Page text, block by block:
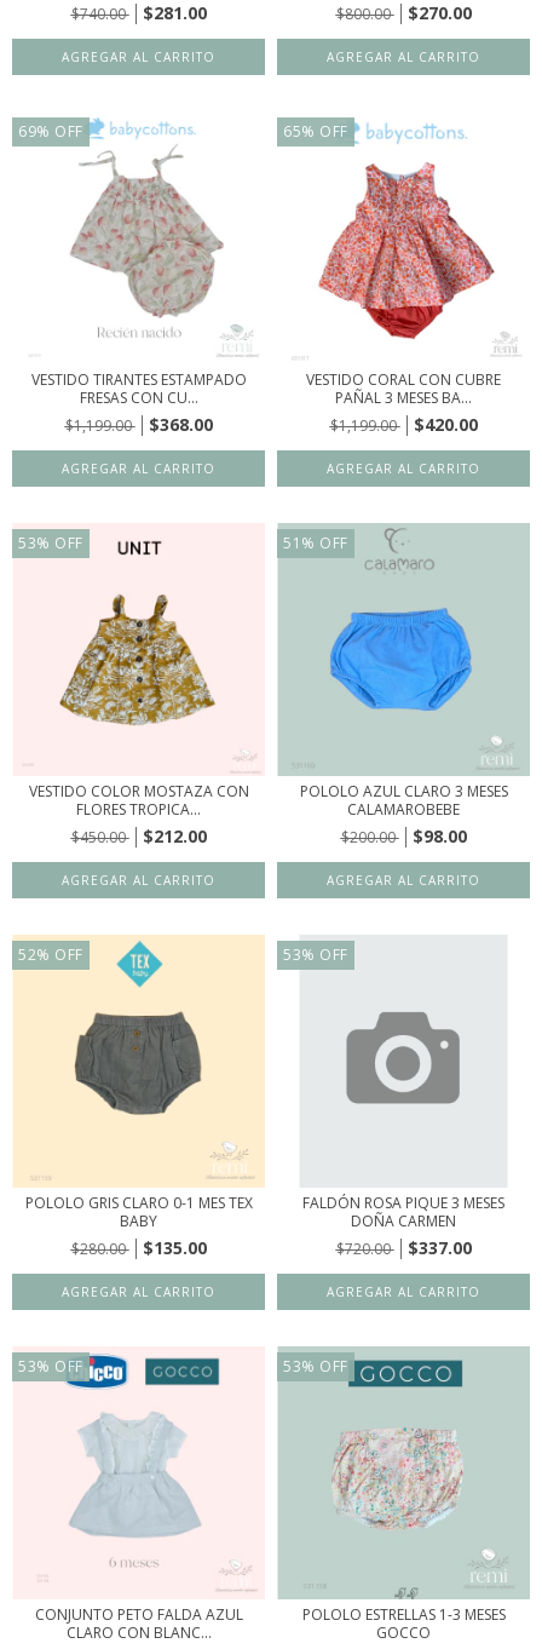
$740.00
$281.00
$800.00
$270.00
69% OFF
VESTIDO TIRANTES ESTAMPADO
FRESAS CON CU...
$1,199.00
$368.00
65% OFF
VESTIDO CORAL CON CUBRE
PAÑAL 3 MESES BA...
$1,199.00
$420.00
53% OFF
VESTIDO COLOR MOSTAZA CON
FLORES TROPICA...
$450.00
$212.00
51 % OFF
POLOLO AZUL CLARO 3 MESES
CALAMAROBEBE
$200.00
$98.00
52% OFF
POLOLO GRIS CLARO 0-1 MES TEX
BABY
$280.00
$135.00
53% OFF
FALDÓN ROSA PIQUE 3 MESES
DOÑA CARMEN
$720.00
$337.00
53% OFF
CONJUNTO PETO FALDA AZUL
CLARO CON BLANC...
53% OFF
POLOLO ESTRELLAS 1-3 MESES
GOCCO